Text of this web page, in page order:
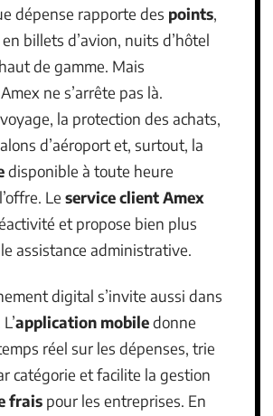
dépense rapporte des points,
billets d’avion, nuits d’hôtel
de gamme. Mais
ne s’arrête pas là.
voyage, la protection des achats,
d’aéroport et, surtout, la
disponible à toute heure
Le service client Amex
et propose bien plus
assistance administrative.
digital s’invite aussi dans
application mobiledonne
réel sur les dépenses, trie
catégorie et facilite la gestion
frais pour les entreprises. En